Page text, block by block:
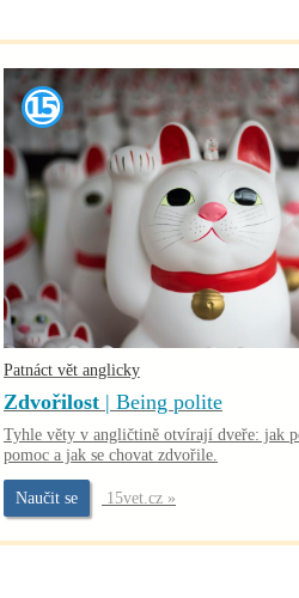
Patnáct vět anglicky
Zdvořilost | Being polite
Tyhle věty v angličtině otvírají dveře: jak
pomoc a jak se chovat zdvořile.
Naučit se 15vet.cz »